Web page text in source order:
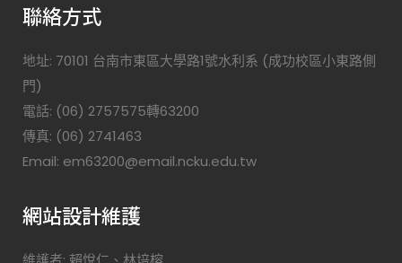
聯絡方式
地址: 70101 台南市東區大學路1號水利系 (成功校區小東路側
門)
電話: (06) 2757575轉63200
傳真: (06) 2741463
Email: em63200@email.ncku.edu.tw
網站設計維護